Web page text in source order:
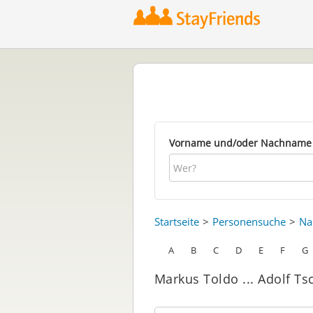
Vorname und/oder Nachname
Startseite Personensuche
A B C D E F G
Markus Toldo ... Adolf